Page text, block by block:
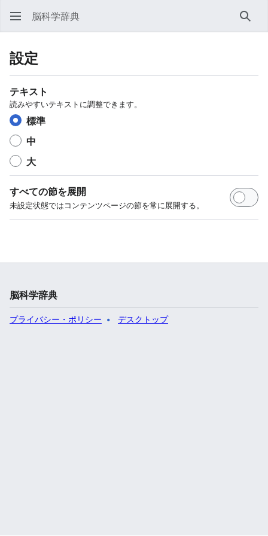
脳科学辞典 検索
設定
テキスト
読みやすいテキストに調整できます。
標準
中
大
すべての節を展開
未設定状態ではコンテンツページの節を常に展開する。
脳科学辞典
プライバシー・ポリシー デスクトップ